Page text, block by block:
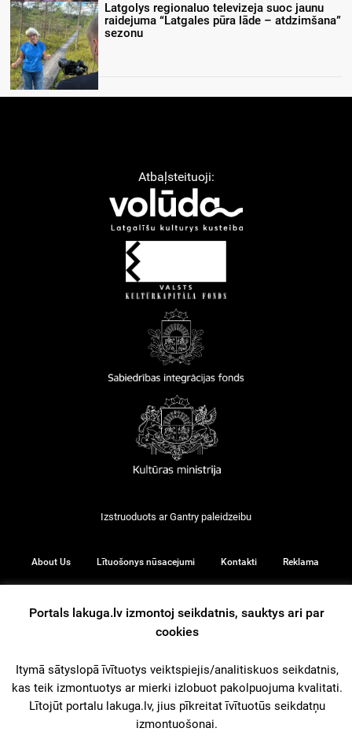
Latgolys regionaluo televizeja suoc jaunu
raidejuma “Latgales pūra lāde – atdzimšana”
sezonu
Atbaļsteituoji:
Izstruoduots arGantry paleidzeibu
About Us Lītuošonys nūsacejumi Kontakti Reklama
© 2026
iz augšu
Portals lakuga.lv izmontoj seikdatnis, sauktys ari par
cookies
Itymā sātyslopā īvītuotys veiktspiejis/analitiskuos seikdatnis,
kas teik izmontuotys ar mierki izlobuot pakolpuojuma kvalitati.
Lītojūt portalu lakuga.lv, jius pīkreitat īvītuotūs seikdatņu
izmontuošonai.